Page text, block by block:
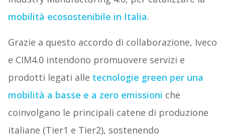
mobilità ecosostenibile in Italia.
Grazie a questo accordo di collaborazione, Iveco
e CIM4.0 intendono promuovere servizi e
prodotti legati alle tecnologie green per una
mobilità a basse e a zero emissioni che
coinvolgano le principali catene di produzione
italiane (Tier1 e Tier2), sostenendo